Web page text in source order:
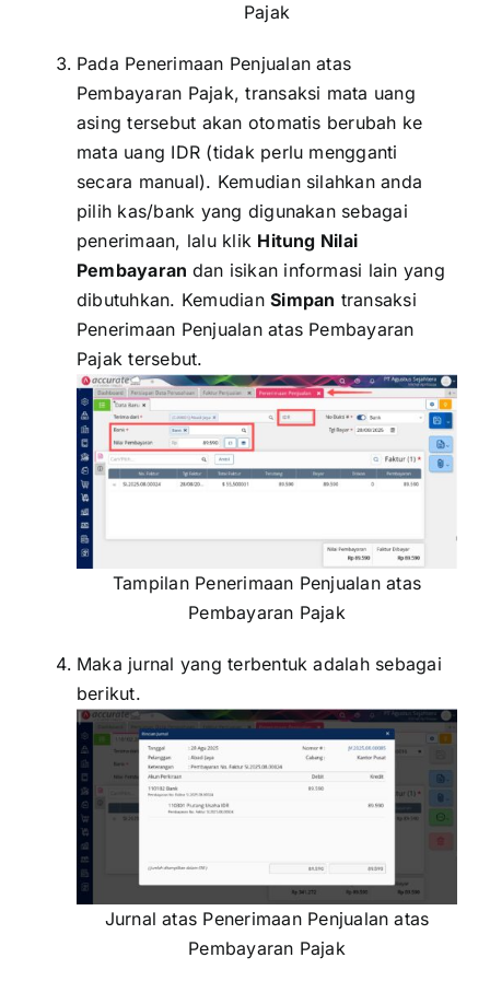
Pajak
Pada Penerimaan Penjualan atas
Pembayaran Pajak, transaksi mata uang
asing tersebut akan otomatis berubah ke
mata uang IDR (tidak perlu mengganti
secara manual). Kemudian silahkan anda
pilih kas/bank yang digunakan sebagai
penerimaan, lalu klik Hitung Nilai
Pembayaran dan isikan informasi lain yang
dibutuhkan. KemudianSimpan transaksi
Penerimaan Penjualan atas Pembayaran
Pajak tersebut.
Tampilan Penerimaan Penjualan atas
Pembayaran Pajak
Maka jurnal yang terbentuk adalah sebagai
berikut.
Jurnal atas Penerimaan Penjualan atas
Pembayaran Pajak